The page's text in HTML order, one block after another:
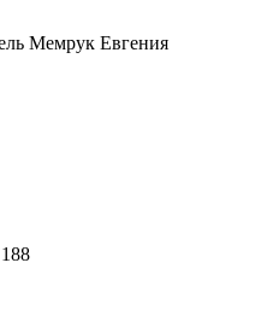
Мемрук Евгения